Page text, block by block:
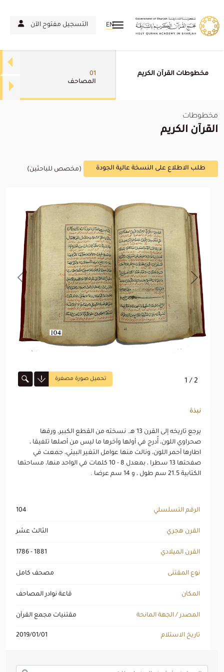
التسجيل مفتوح الآن EN
مخطوطات القرآن الكريم
01
المصاحف
مخطوطات
القرآن الكريم
(مخصص للباحثين) طلب الاطلاع على النسخة عالية الجودة
Next
تحميل صورة مصغرة 1 / 2
نبذة
يرجع تاريخه إلى القرن 13 هـ. نسخته من القطع الكبير، ورقها
صحراوي اللون، أُدرج في أولها وآخرها ما ليس من أصلها تلفيقا ،
اطارها أحمر اللون، ونالت منها عوامل التغير البيئي، جمعت في
صفحتها 13 سطرا ، بمعدل 8 - 10 كلمات في الواحد منها، مساحتها
الكتابية 21.5 سم طول ، و 14 سم عرضا .
104 الرقم التسلسلي
الثالث عشر القرن هجري
1786 - 1881 القرن الميلادي
مصحف كامل نوع المقتنى
قاعة نوادر المصاحف المكان
مقتنيات مجمع القرآن المصدر / الجهة المانحة
2019/01/01 تاريخ الاستلام